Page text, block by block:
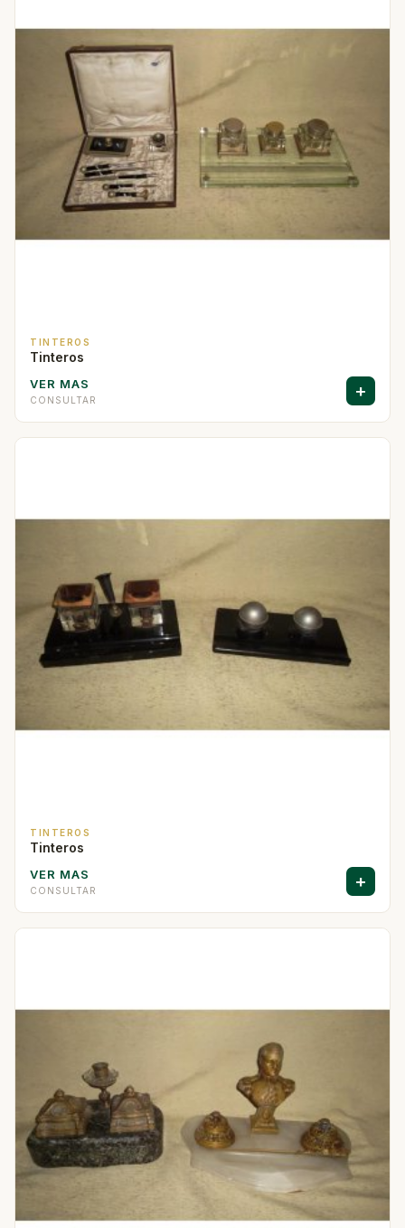
TINTEROS
Tinteros
VER MAS
CONSULTAR +
TINTEROS
Tinteros
VER MAS
CONSULTAR +